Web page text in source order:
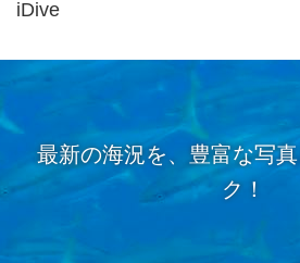
iDive
最新の海況を、豊富な写
ク！